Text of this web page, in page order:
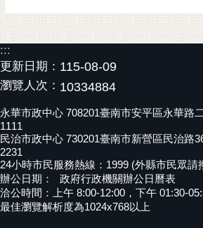
泉
桐
花
網
站
導
覽
訂
:::
更新日期： 115-08-09
瀏覽人次： 10334884
永華市政中心 708201臺南市安平區永華路
1111
民治市政中心 730201臺南市新營區民治路
2231
24小時市民服務熱線：1999 (外縣市民眾請
辦公日期：
政府行政機關辦公日曆表
洽公時間：上午 8:00-12:00，下午 01:30-
最佳瀏覽解析度為1024x768以上